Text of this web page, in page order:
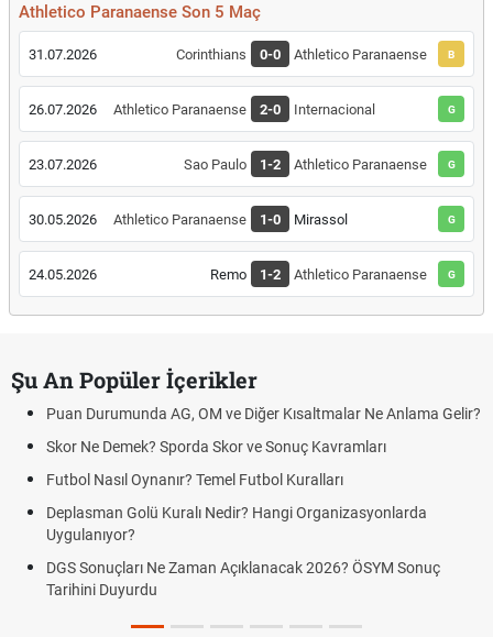
Athletico Paranaense Son 5 Maç
31.07.2026 Corinthians 0-0 Athletico Paranaense B
26.07.2026 Athletico Paranaense 2-0 Internacional G
23.07.2026 Sao Paulo 1-2 Athletico Paranaense G
30.05.2026 Athletico Paranaense 1-0 Mirassol G
24.05.2026 Remo 1-2 Athletico Paranaense G
Şu An Popüler İçerikler
Puan Durumunda AG, OM ve Diğer Kısaltmalar Ne Anlama Gelir?
Skor Ne Demek? Sporda Skor ve Sonuç Kavramları
Futbol Nasıl Oynanır? Temel Futbol Kuralları
Deplasman Golü Kuralı Nedir? Hangi Organizasyonlarda
Uygulanıyor?
DGS Sonuçları Ne Zaman Açıklanacak 2026? ÖSYM Sonuç
Tarihini Duyurdu